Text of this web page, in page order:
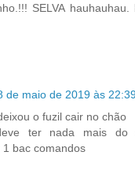
SELVA
de maio de 2019 às
o fuzil cair no chão
ter nada mais do
bac comandos